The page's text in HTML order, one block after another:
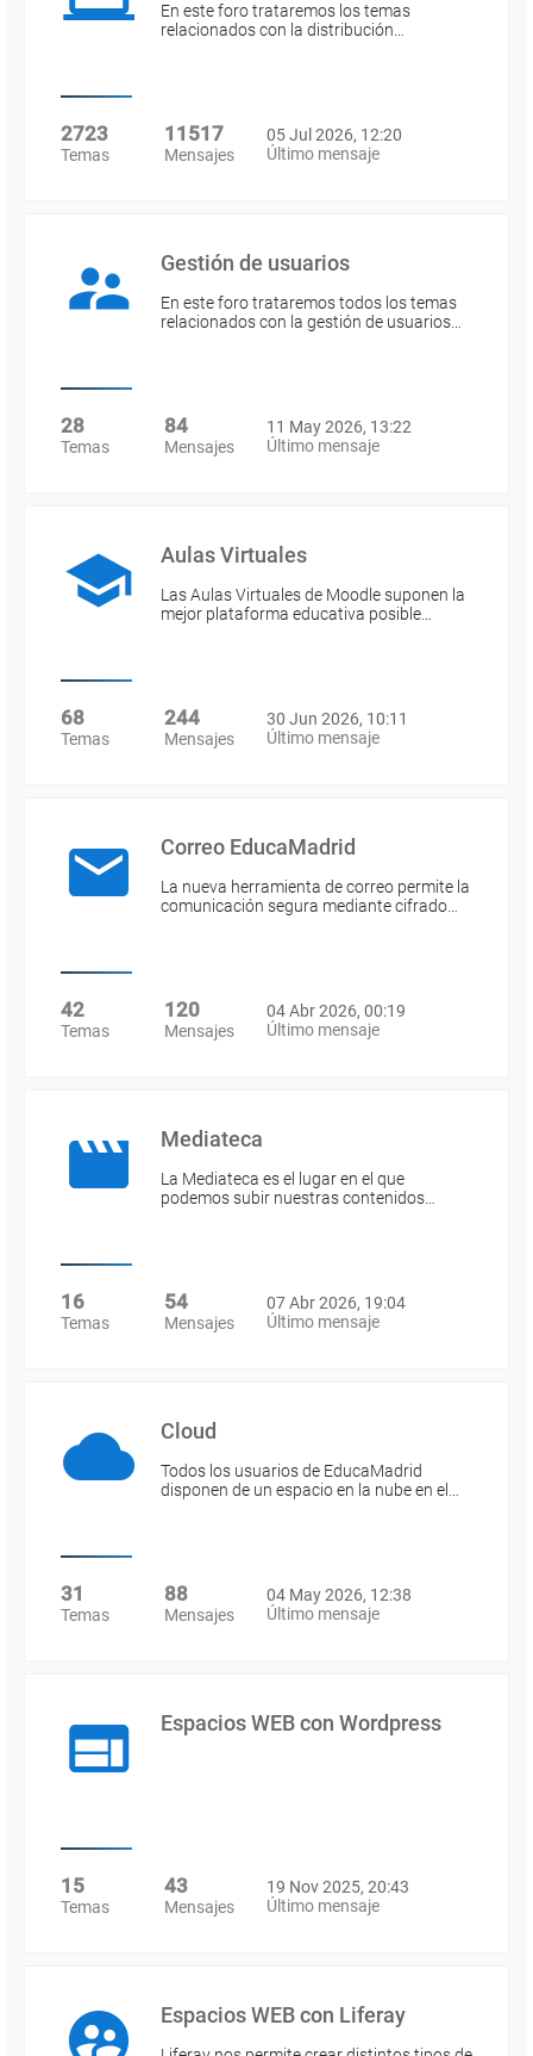
En este foro trataremos los temas
relacionados con la distribución…
2723
Temas
11517
Mensajes
05 Jul 2026, 12:20
Último mensaje
Gestión de usuarios
En este foro trataremos todos los temas
relacionados con la gestión de usuarios…
28
Temas
84
Mensajes
11 May 2026, 13:22
Último mensaje
Aulas Virtuales
Las Aulas Virtuales de Moodle suponen la
mejor plataforma educativa posible…
68
Temas
244
Mensajes
30 Jun 2026, 10:11
Último mensaje
Correo EducaMadrid
La nueva herramienta de correo permite la
comunicación segura mediante cifrado…
42
Temas
120
Mensajes
04 Abr 2026, 00:19
Último mensaje
Mediateca
La Mediateca es el lugar en el que
podemos subir nuestras contenidos…
16
Temas
54
Mensajes
07 Abr 2026, 19:04
Último mensaje
Cloud
Todos los usuarios de EducaMadrid
disponen de un espacio en la nube en el…
31
Temas
88
Mensajes
04 May 2026, 12:38
Último mensaje
Espacios WEB con Wordpress
15
Temas
43
Mensajes
19 Nov 2025, 20:43
Último mensaje
Espacios WEB con Liferay